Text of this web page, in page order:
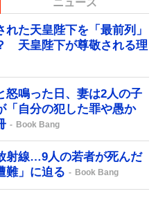
ニュース
た天皇陛下を「最前列」
天皇陛下が尊敬される理
怒鳴った日、妻は2人の子
自分の犯した罪や愚か
Book Bang
射線…9人の若者が死んだ
難」に迫る
Book Bang